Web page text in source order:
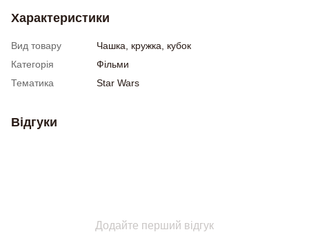
Характеристики
Вид товару
Чашка, кружка, кубок
Категорія
Фільми
Тематика
Star Wars
Відгуки
Додайте перший відгук